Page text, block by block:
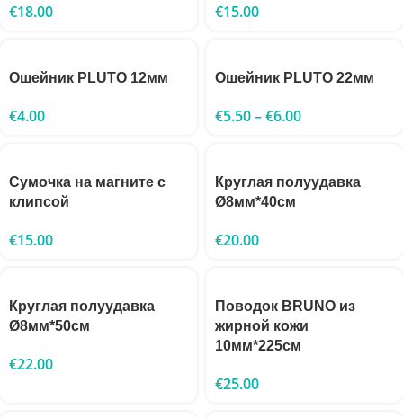
€18.00 €15.00
Ошейник PLUTO 12мм
€4.00
Ошейник PLUTO 22мм
€5.50–€6.00
Сумочка на магните с
клипсой
€15.00
Круглая полуудавка
Ø8мм*40см
€20.00
Круглая полуудавка
Ø8мм*50см
€22.00
Поводок BRUNO из
жирной кожи
10мм*225см
€25.00